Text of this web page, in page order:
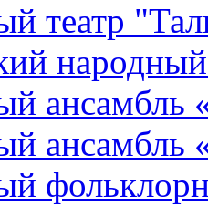
театр
ансамбль
ансамбль